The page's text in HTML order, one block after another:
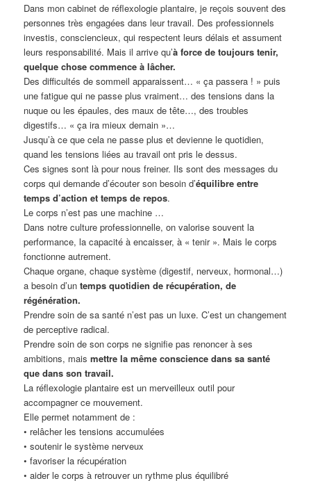
Dans mon cabinet de réflexologie plantaire, je reçois souvent des
personnes très engagées dans leur travail. Des professionnels
investis, consciencieux, qui respectent leurs délais et assument
leurs responsabilité. Mais il arrive qu’à force de toujours tenir,
quelque chose commence à lâcher.
Des difficultés de sommeil apparaissent… « ça passera ! » puis
une fatigue qui ne passe plus vraiment… des tensions dans la
nuque ou les épaules, des maux de tête…, des troubles
digestifs… « ça ira mieux demain »…
Jusqu’à ce que cela ne passe plus et devienne le quotidien,
quand les tensions liées au travail ont pris le dessus.
Ces signes sont là pour nous freiner. Ils sont des messages du
corps qui demande d’écouter son besoin d’équilibre entre
temps d’action et temps de repos.
Le corps n’est pas une machine …
Dans notre culture professionnelle, on valorise souvent la
performance, la capacité à encaisser, à « tenir ». Mais le corps
fonctionne autrement.
Chaque organe, chaque système (digestif, nerveux, hormonal…)
a besoin d’untemps quotidien de récupération, de
régénération.
Prendre soin de sa santé n’est pas un luxe. C’est un changement
de perceptive radical.
Prendre soin de son corps ne signifie pas renoncer à ses
ambitions, maismettre la même conscience dans sa santé
que dans son travail.
La réflexologie plantaire est un merveilleux outil pour
accompagner ce mouvement.
Elle permet notamment de :
• relâcher les tensions accumulées
• soutenir le système nerveux
• favoriser la récupération
• aider le corps à retrouver un rythme plus équilibré